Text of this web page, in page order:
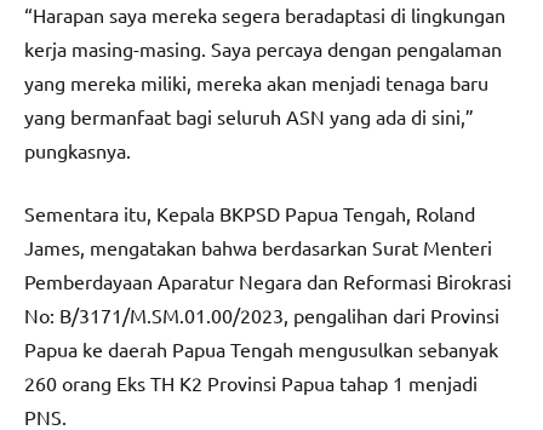
“Harapan saya mereka segera beradaptasi di lingkungan
kerja masing-masing. Saya percaya dengan pengalaman
yang mereka miliki, mereka akan menjadi tenaga baru
yang bermanfaat bagi seluruh ASN yang ada di sini,”
pungkasnya.
Sementara itu, Kepala BKPSD Papua Tengah, Roland
James, mengatakan bahwa berdasarkan Surat Menteri
Pemberdayaan Aparatur Negara dan Reformasi Birokrasi
No: B/3171/M.SM.01.00/2023, pengalihan dari Provinsi
Papua ke daerah Papua Tengah mengusulkan sebanyak
260 orang Eks TH K2 Provinsi Papua tahap 1 menjadi
PNS.